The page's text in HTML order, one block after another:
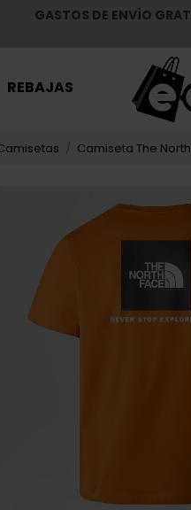
GASTOS DE ENVÍO
REBAJAS
Camiseta The